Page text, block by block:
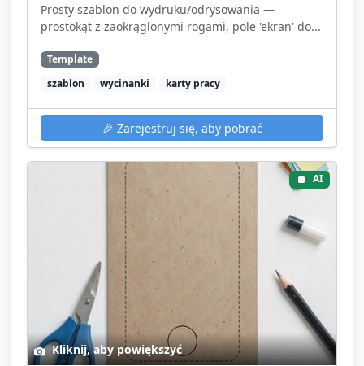
Prosty szablon do wydruku/odrysowania —
prostokąt z zaokrąglonymi rogami, pole 'ekran' do...
Template
szablon
wycinanki karty pracy
🎉 Zarejestruj się, aby pobrać
AI
Kliknij, aby powiększyć